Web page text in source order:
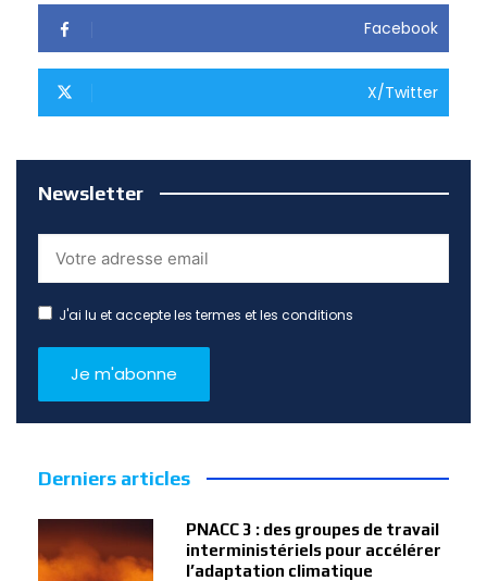
Facebook
X/Twitter
Newsletter
J'ai lu et accepte les termes et les conditions
Derniers articles
PNACC 3 : des groupes de travail
interministériels pour accélérer
l’adaptation climatique